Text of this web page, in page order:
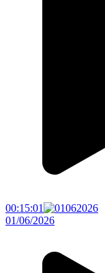
00:15:01
01/06/2026